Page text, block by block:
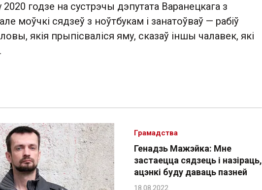
2020 годзе на сустрэчы дэпутата Варанецкага з
моўчкі сядзеў з ноўтбукам і занатоўваў — рабіў
якія прыпісваліся яму, сказаў іншы чалавек, які
Генадзь Мажэйка: Мне
застаецца сядзець і назіраць,
ацэнкі буду даваць пазней
Грамадства